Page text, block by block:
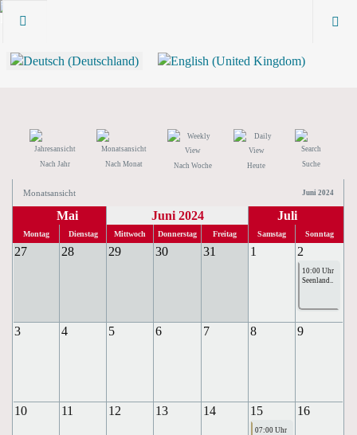
Nach Jahr Nach Monat Nach Woche Heute Suche
Monatsansicht Juni 2024
Mai Juni 2024 Juli
Montag Dienstag Mittwoch Donnerstag Freitag Samstag Sonntag
27 28 29 30 31 1 2
10:00 Uhr
Seenland..
3 4 5 6 7 8 9
10 11 12 13 14 15 16
07:00 Uhr